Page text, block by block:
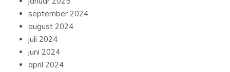
september 2024
august 2024
juli 2024
juni 2024
april 2024